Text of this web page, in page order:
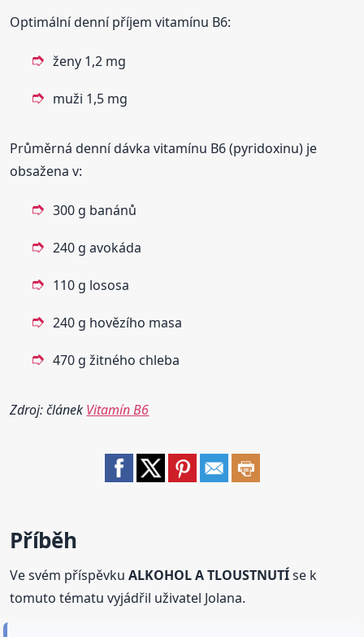
Optimální denní příjem vitamínu B6:
ženy 1,2 mg
muži 1,5 mg
Průměrná denní dávka vitamínu B6 (pyridoxinu) je
obsažena v:
300 g banánů
240 g avokáda
110 g lososa
240 g hovězího masa
470 g žitného chleba
Zdroj: článek Vitamín B6
Příběh
Ve svém příspěvkuALKOHOL A TLOUSTNUTÍse k
tomuto tématu vyjádřil uživatel Jolana.